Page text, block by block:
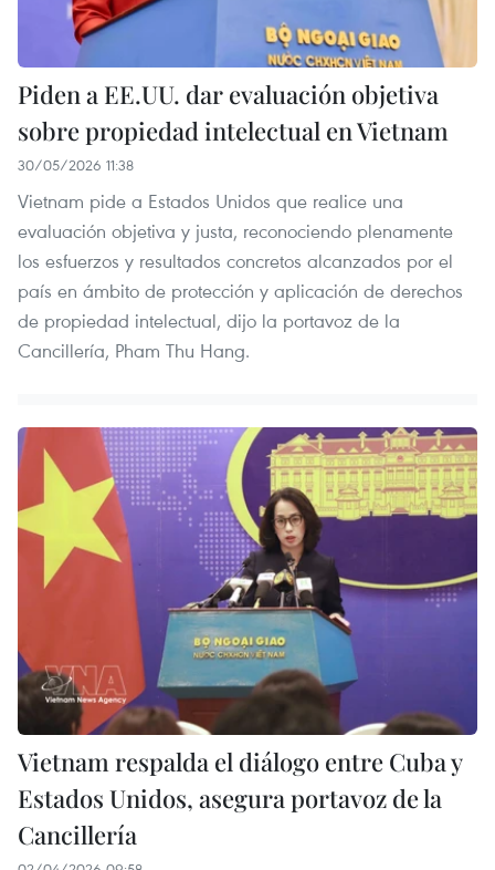
Piden a EE.UU. dar evaluación objetiva
sobre propiedad intelectual en Vietnam
30/05/2026 11:38
Vietnam pide a Estados Unidos que realice una
evaluación objetiva y justa, reconociendo plenamente
los esfuerzos y resultados concretos alcanzados por el
país en ámbito de protección y aplicación de derechos
de propiedad intelectual, dijo la portavoz de la
Cancillería, Pham Thu Hang.
Vietnam respalda el diálogo entre Cuba y
Estados Unidos, asegura portavoz de la
Cancillería